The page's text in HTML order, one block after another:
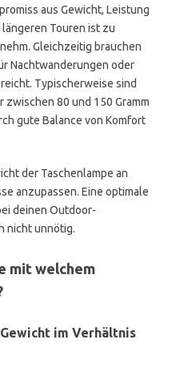
aus Gewicht, Leistung
längeren Touren ist zu
Gleichzeitig brauchen
Nachtwanderungen oder
Typischerweise sind
zwischen 80 und 150 Gramm
gute Balance von Komfort
der Taschenlampe an
anzupassen. Eine optimale
deinen Outdoor-
nicht unnötig.
mit welchem
im Verhältnis